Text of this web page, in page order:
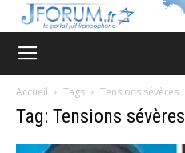
Accueil Tags Tensions sévères
Tag: Tensions sévères